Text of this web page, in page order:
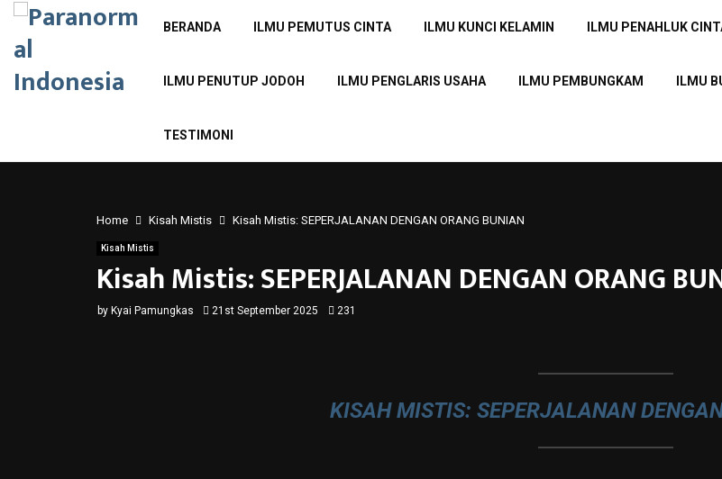
BERANDA ILMU PEMUTUS CINTA ILMU KUNCI KELAMIN ILMU PENAHLUK
ILMU PENUTUP JODOH ILMU PENGLARIS USAHA ILMU PEMBUNGKAM ILMU
TESTIMONI
Home Kisah Mistis Kisah Mistis: SEPERJALANAN DENGAN ORANG BUNIAN
Kisah Mistis
Kisah Mistis: SEPERJALANAN DENGAN ORANG
by Kyai Pamungkas 21st September 2025 231
KISAH MISTIS: SEPERJALANAN